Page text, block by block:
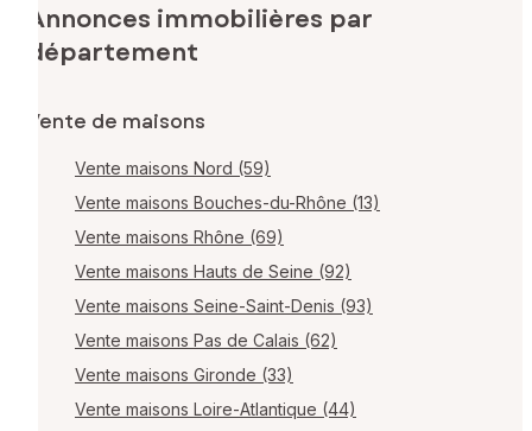
Annonces immobilières par
département
Vente de maisons
Vente maisons Nord (59)
Vente maisons Bouches-du-Rhône (13)
Vente maisons Rhône (69)
Vente maisons Hauts de Seine (92)
Vente maisons Seine-Saint-Denis (93)
Vente maisons Pas de Calais (62)
Vente maisons Gironde (33)
Vente maisons Loire-Atlantique (44)